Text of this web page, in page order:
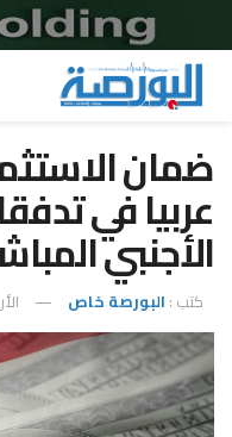
ضمان
عربيا في
الأجنبي
كتب : البورصة خاص